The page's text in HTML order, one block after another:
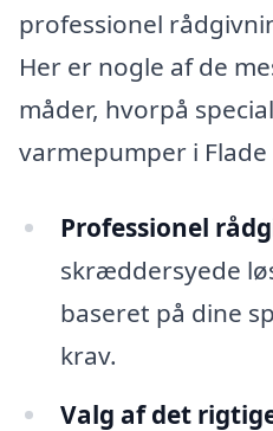
professionel
Her er nogle af de
måder, hvorpå
varmepumper i
Professionel
skræddersyede
baseret på dine
krav.
Valg af det